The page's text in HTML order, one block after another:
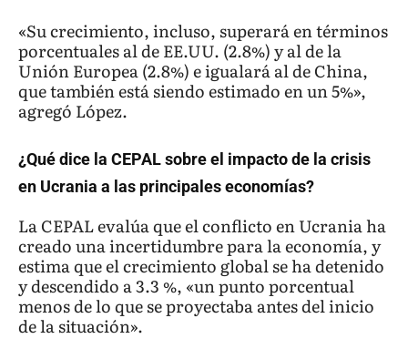
«Su crecimiento, incluso, superará en términos
porcentuales al de EE.UU. (2.8%) y al de la
Unión Europea (2.8%) e igualará al de China,
que también está siendo estimado en un 5%»,
agregó López.
¿Qué dice la CEPAL sobre el impacto de la crisis
en Ucrania a las principales economías?
La CEPAL evalúa que el conflicto en Ucrania ha
creado una incertidumbre para la economía, y
estima que el crecimiento global se ha detenido
y descendido a 3.3 %, «un punto porcentual
menos de lo que se proyectaba antes del inicio
de la situación».